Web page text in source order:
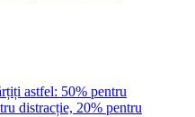
astfel: 50% pentru
distracție, 20% pentru